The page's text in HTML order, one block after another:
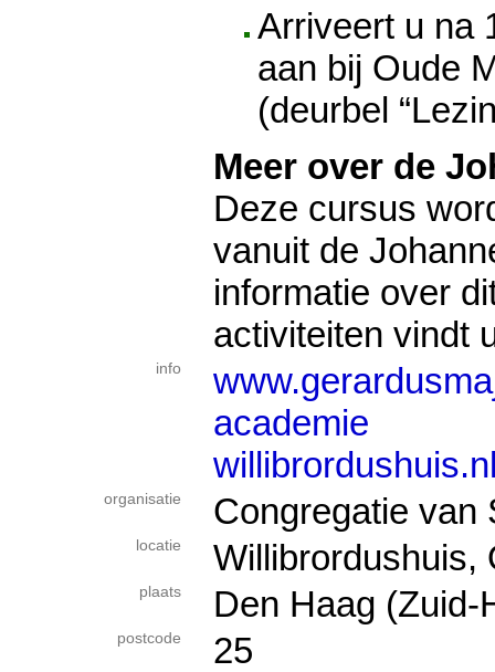
Arriveert u na
aan bij Oude
(deurbel
Meer over de
Deze cursus
vanuit de
informatie over
activiteiten vindt
info
academie
organisatie Congregatie van
locatie Willibrordushuis,
plaats Den Haag (Zuid-
postcode 25